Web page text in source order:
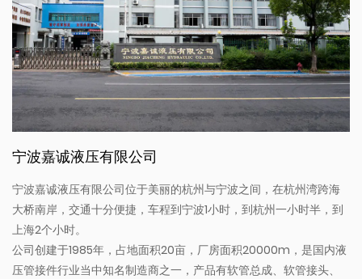
宁波嘉诚液压有限公司
宁波嘉诚液压有限公司位于美丽的杭州与宁波之间，在杭州湾跨海
大桥南岸，交通十分便捷，车程到宁波1小时，到杭州一小时半，到
上海2个小时。
公司创建于1985年，占地面积20亩，厂房面积20000m，是国内液
压管接件行业当中知名制造商之一，产品有软管总成、软管接头、